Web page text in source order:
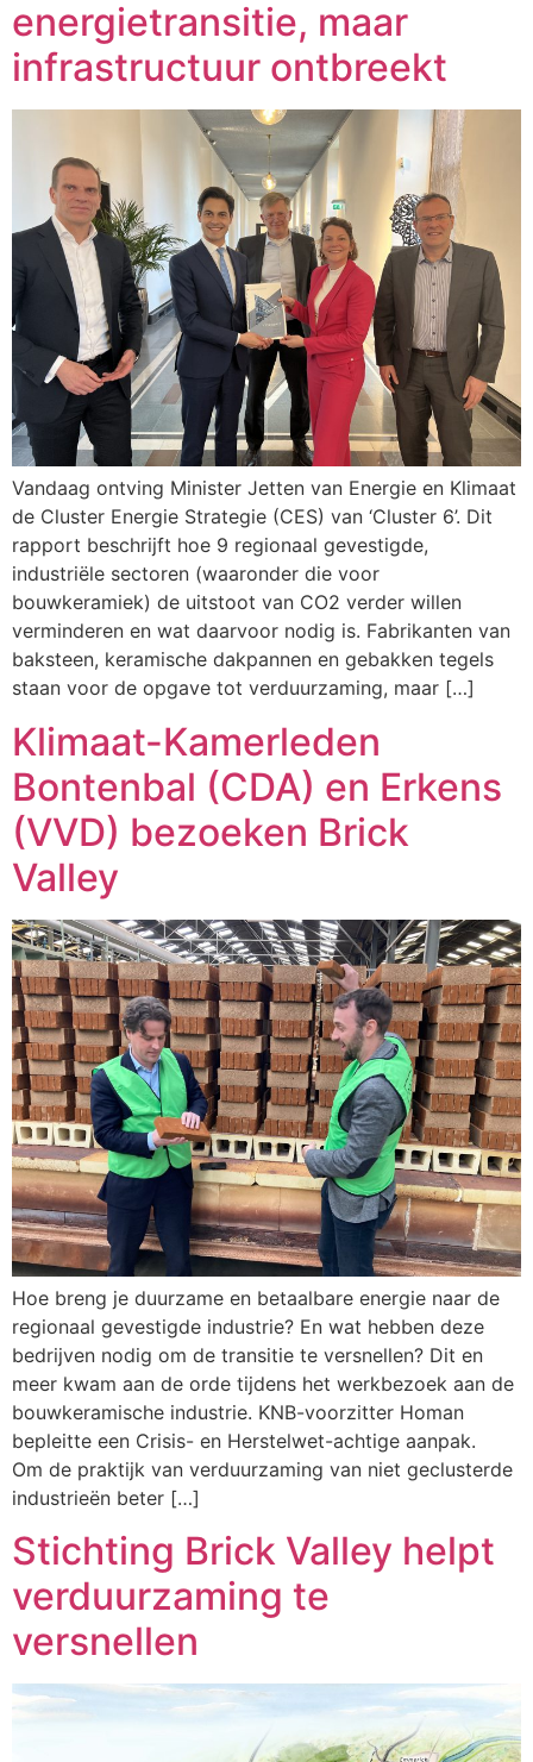
energietransitie, maar
infrastructuur ontbreekt
Vandaag ontving Minister Jetten van Energie en Klimaat
de Cluster Energie Strategie (CES) van ‘Cluster 6’. Dit
rapport beschrijft hoe 9 regionaal gevestigde,
industriële sectoren (waaronder die voor
bouwkeramiek) de uitstoot van CO2 verder willen
verminderen en wat daarvoor nodig is. Fabrikanten van
baksteen, keramische dakpannen en gebakken tegels
staan voor de opgave tot verduurzaming, maar […]
Klimaat-Kamerleden
Bontenbal (CDA) en Erkens
(VVD) bezoeken Brick
Valley
Hoe breng je duurzame en betaalbare energie naar de
regionaal gevestigde industrie? En wat hebben deze
bedrijven nodig om de transitie te versnellen? Dit en
meer kwam aan de orde tijdens het werkbezoek aan de
bouwkeramische industrie. KNB-voorzitter Homan
bepleitte een Crisis- en Herstelwet-achtige aanpak.
Om de praktijk van verduurzaming van niet geclusterde
industrieën beter […]
Stichting Brick Valley helpt
verduurzaming te
versnellen